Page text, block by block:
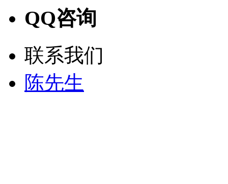
QQ咨询
联系我们
陈先生